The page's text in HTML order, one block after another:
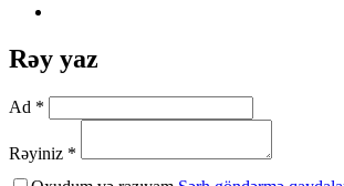
Rəy yaz
Ad *
Rəyiniz *